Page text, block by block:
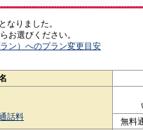
なりました。
お選びください。
ン）へのプラン変更目安
話料
無料